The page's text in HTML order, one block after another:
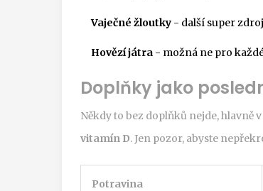
Vaječné žloutky - další super
Hovězí játra - možná ne pro
Doplňky jako
Někdy to bez doplňků nejde,
vitamín D. Jen pozor, abyste
Potravina